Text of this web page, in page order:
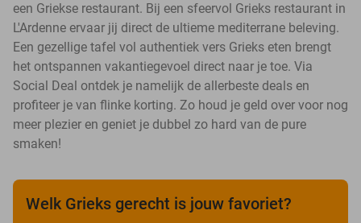
een Griekse restaurant. Bij een sfeervol Grieks restaurant in
L'Ardenne ervaar jij direct de ultieme mediterrane beleving.
Een gezellige tafel vol authentiek vers Grieks eten brengt
het ontspannen vakantiegevoel direct naar je toe. Via
Social Deal ontdek je namelijk de allerbeste deals en
profiteer je van flinke korting. Zo houd je geld over voor nog
meer plezier en geniet je dubbel zo hard van de pure
smaken!
Welk Grieks gerecht is jouw favoriet?